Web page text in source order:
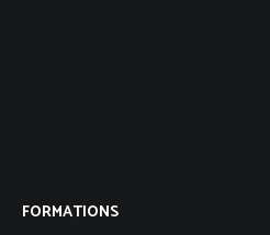
FORMATIONS